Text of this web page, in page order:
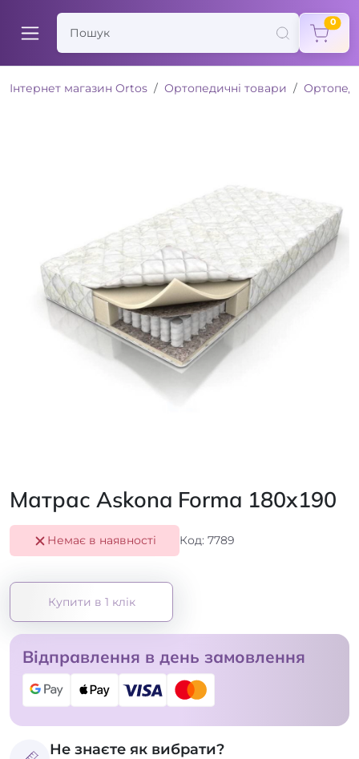
0
Інтернет магазин Ortos Ортопедичні товари
Матрас Askona Forma 180x190
Немає в наявності Код: 7789
Купити в 1 клік
Відправлення в день замовлення
Не знаєте як вибрати?